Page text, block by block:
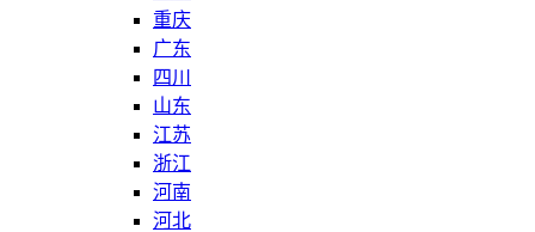
重庆
广东
四川
山东
江苏
浙江
河南
河北